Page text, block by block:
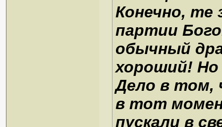
Конечно, те
партии
обычный
хороший! Но
Дело в том,
в тот
пускали в